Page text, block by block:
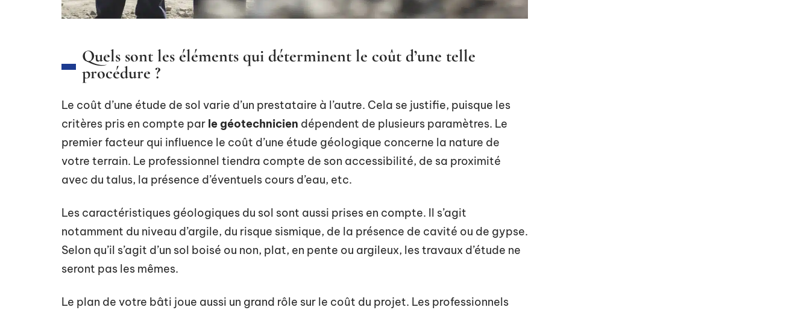
Quels sont les éléments qui déterminent le coût d’une telle
procédure ?
Le coût d’une étude de sol varie d’un prestataire à l’autre. Cela se justifie, puisque les
critères pris en compte par le géotechnicien dépendent de plusieurs paramètres. Le
premier facteur qui influence le coût d’une étude géologique concerne la nature de
votre terrain. Le professionnel tiendra compte de son accessibilité, de sa proximité
avec du talus, la présence d’éventuels cours d’eau, etc.
Les caractéristiques géologiques du sol sont aussi prises en compte. Il s’agit
notamment du niveau d’argile, du risque sismique, de la présence de cavité ou de gypse.
Selon qu’il s’agit d’un sol boisé ou non, plat, en pente ou argileux, les travaux d’étude ne
seront pas les mêmes.
Le plan de votre bâti joue aussi un grand rôle sur le coût du projet. Les professionnels